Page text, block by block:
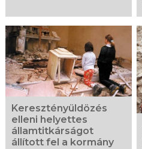
Keresztényüldözés
elleni helyettes
államtitkárságot
állított fel a kormány